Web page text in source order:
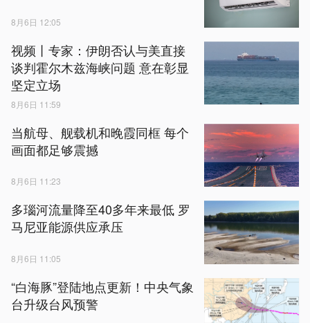
8月6日 12:05
视频丨专家：伊朗否认与美直接
谈判霍尔木兹海峡问题 意在彰显
坚定立场
8月6日 11:59
当航母、舰载机和晚霞同框 每个
画面都足够震撼
8月6日 11:23
多瑙河流量降至40多年来最低 罗
马尼亚能源供应承压
8月6日 11:05
“白海豚”登陆地点更新！中央气象
台升级台风预警